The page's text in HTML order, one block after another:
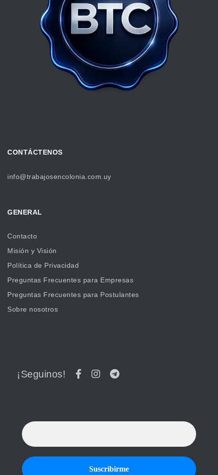
CONTÁCTENOS
info@trabajosencolonia.com.uy
GENERAL
Contacto
Misión y Visión
Política de Privacidad
Preguntas Frecuentes para Empresas
Preguntas Frecuentes para Postulantes
Sobre nosotros
¡Seguinos!